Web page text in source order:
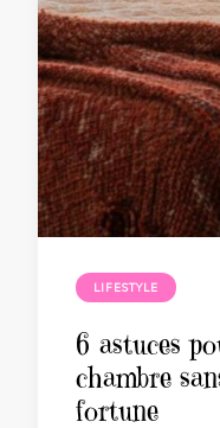
LIFESTYLE
6 astuces
chambre
fortune